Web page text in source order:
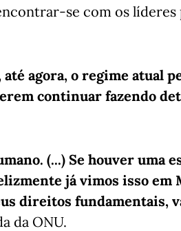
se com os
agora, o regime atual
continuar fazendo
(...) Se houver uma
já vimos isso em
direitos fundamentais,
da ONU.